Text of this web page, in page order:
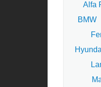
Alfa
BMW